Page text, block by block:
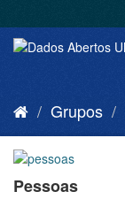
Grupos
Pessoas